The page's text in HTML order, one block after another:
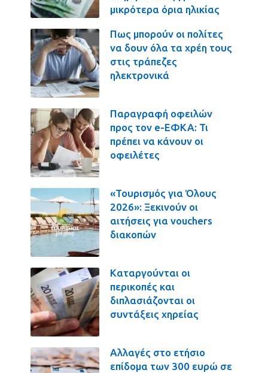
μικρότερα όρια ηλικίας
Πως μπορούν οι πολίτες
να δουν όλα τα χρέη τους
στις τράπεζες
ηλεκτρονικά
Παραγραφή οφειλών
προς τον e-ΕΦΚΑ: Τι
πρέπει να κάνουν οι
οφειλέτες
«Τουρισμός για Όλους
2026»: Ξεκινούν οι
αιτήσεις για vouchers
διακοπών
Καταργούνται οι
περικοπές και
διπλασιάζονται οι
συντάξεις χηρείας
Αλλαγές στο ετήσιο
επίδομα των 300 ευρώ σε